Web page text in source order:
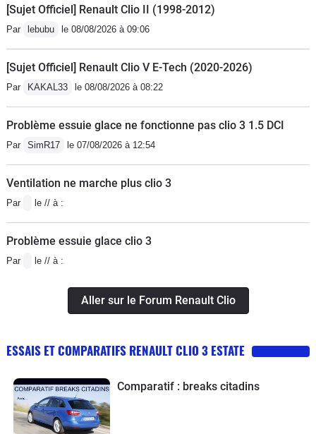
[Sujet Officiel] Renault Clio II (1998-2012)
Par lebubu le 08/08/2026 à 09:06
[Sujet Officiel] Renault Clio V E-Tech (2020-2026)
Par KAKAL33 le 08/08/2026 à 08:22
Problème essuie glace ne fonctionne pas clio 3 1.5 DCI
Par SimR17 le 07/08/2026 à 12:54
Ventilation ne marche plus clio 3
Par le // à :
Problème essuie glace clio 3
Par le // à :
Aller sur le Forum Renault Clio
ESSAIS ET COMPARATIFS RENAULT CLIO 3 ESTATE
Comparatif : breaks citadins